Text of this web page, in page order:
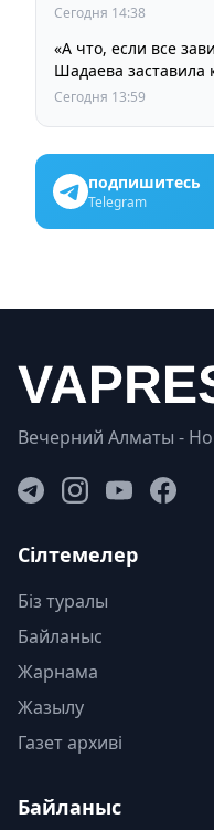
Сегодня 14:38
«А что, если все
Шадаева заставила
задуматься
Сегодня 13:59
подпишитесь
Telegram
Вечерний Алматы -
Сілтемелер
Біз туралы
Байланыс
Жарнама
Жазылу
Газет архиві
Байланыс